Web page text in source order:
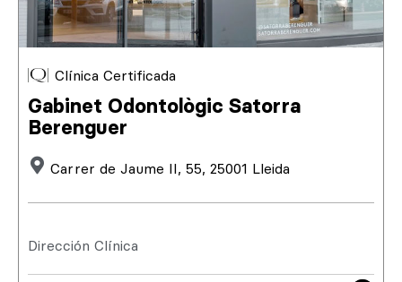
Clínica Certificada
Gabinet Odontològic Satorra
Berenguer
Carrer de Jaume II, 55, 25001 Lleida
Dirección Clínica